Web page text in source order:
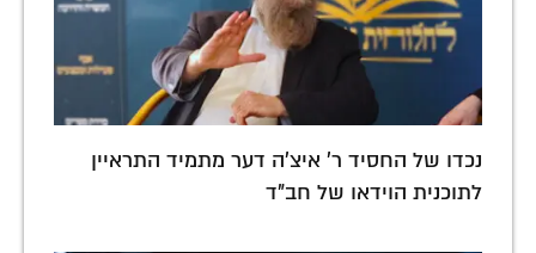
נכדו של החסיד ר' איצ'ה דער מתמיד התראיין
לתוכנית הוידאו של חב"ד